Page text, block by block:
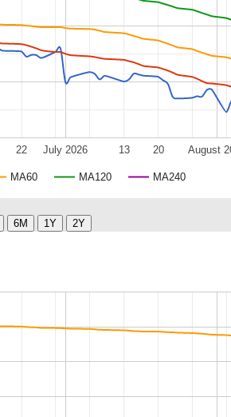
MA60 MA120 MA240
July 2026 August
22 13 20